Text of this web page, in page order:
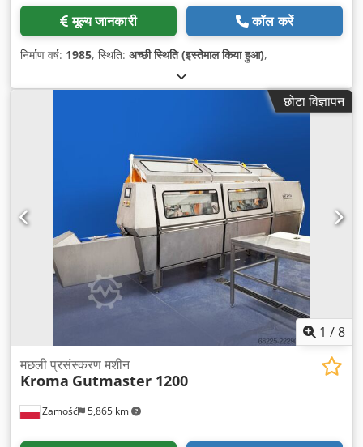
मूल्य जानकारी कॉल करें
निर्माण वर्ष: 1985, स्थिति: अच्छी स्थिति (इस्तेमाल किया हुआ),
छोटा विज्ञापन
1 /8
Zamość 5,865 km
मछली प्रसंस्करण मशीन
Kroma Gutmaster 1200